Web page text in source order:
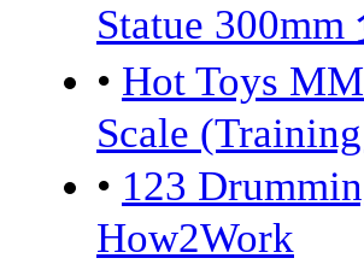
Statue 300mm
• Hot Toys
Scale
• 123
How2Work